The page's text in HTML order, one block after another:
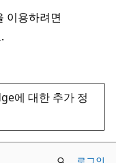
이용하려면
에 대한 추가 정
로그인